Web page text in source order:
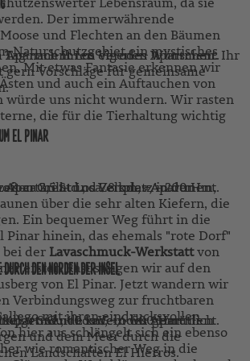
Der immerwährende
Moose und Flechten an den Bäumen
Naturschutzgebiet ein mystisches
Mit etwas Fantasie erkennen wir
und auch ein Auftauchen von
würde uns nicht wundern. Wir rasten
die für die Tierhaltung wichtig
Tag nach Ihren eigenen Wünschen. Ihr
Vorschläge für gemeinsame
Los Verodes Apartment.
EL PINAR
Grill- und Zeltplatz in der
über die sehr alten Kiefern, die
Ein bequemer Weg führt in die
Pinar hinein, das ehemals "rote Dorf"
bei der Lavaschmuck-Werkstattvon
ersten Rast steigen wir auf den
von El Pinar. Jetzt wandern wir
Verbindungsweg zur fruchtbaren
mit ihren eindrucksvollen
hier aus schlängelt sich ein ebenso
wie romantischer Weg in die
ca 2,5 Std., ca. 8 km, +/- 200 Hm,
Los Verodes Apartment.
DEN NORDEN DER INSEL
Guide radeln wir gemütlich
und dem Meer durch die
Landschaften El Hierros.
4 Std., 40 km, +/- 500 Hm
Los Verodes Apartment.